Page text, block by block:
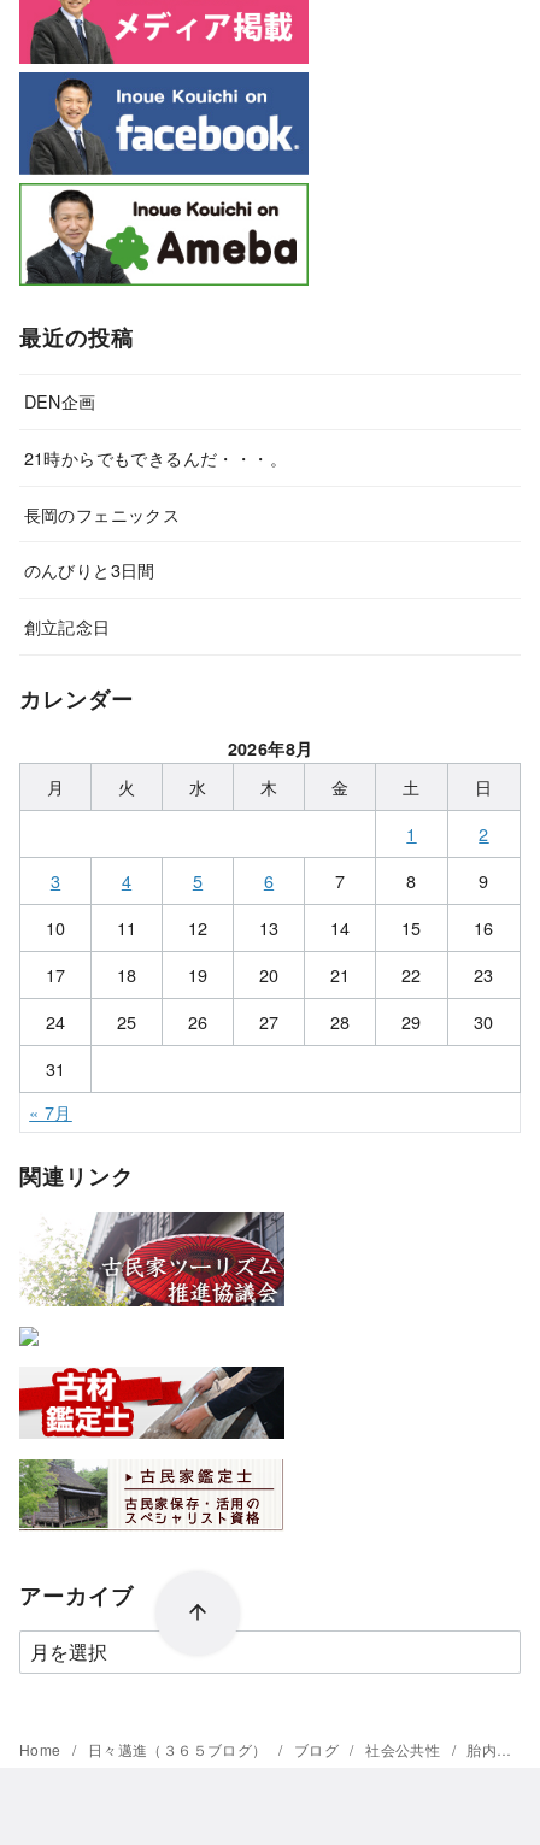
最近の投稿
DEN企画
21時からでもできるんだ・・・。
長岡のフェニックス
のんびりと3日間
創立記念日
カレンダー
2026年8月
月 火 水 木 金 土
日
1
2
3
4 5 6 7 8
9
10
11 12 13 14 15
16
17
18 19 20 21 22
23
24
25 26 27 28 29
30
31
« 7月
関連リンク
アーカイブ
ア
ー
イ
Home 日々邁進（３６５ブログ） ブログ 社会公共性 胎内市で考えてみた